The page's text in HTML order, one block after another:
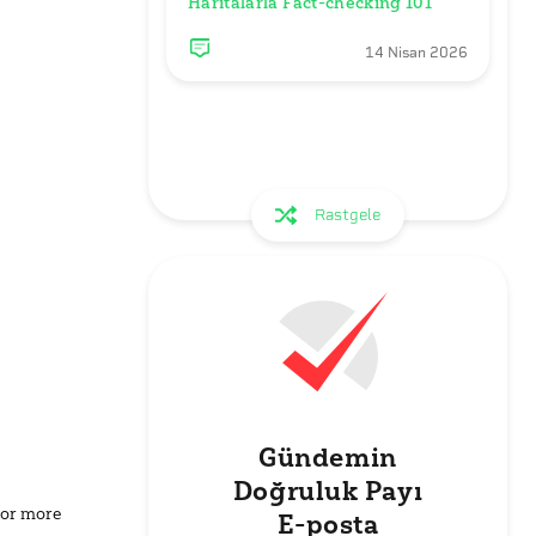
more
14 Nisan 2026
Rastgele
Gündemin
Doğruluk Payı
E-posta